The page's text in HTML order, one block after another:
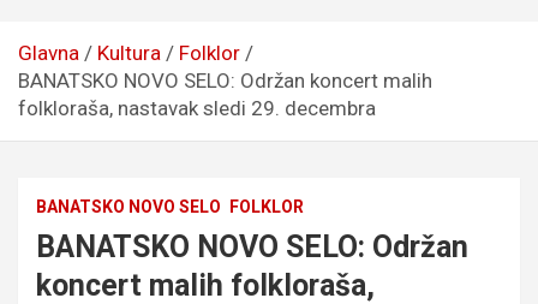
Glavna Kultura
Folklor
BANATSKO NOVO SELO: Održan koncert malih
folkloraša, nastavak sledi 29. decembra
BANATSKO NOVO SELO FOLKLOR
BANATSKO NOVO SELO: Održan
koncert malih folkloraša,